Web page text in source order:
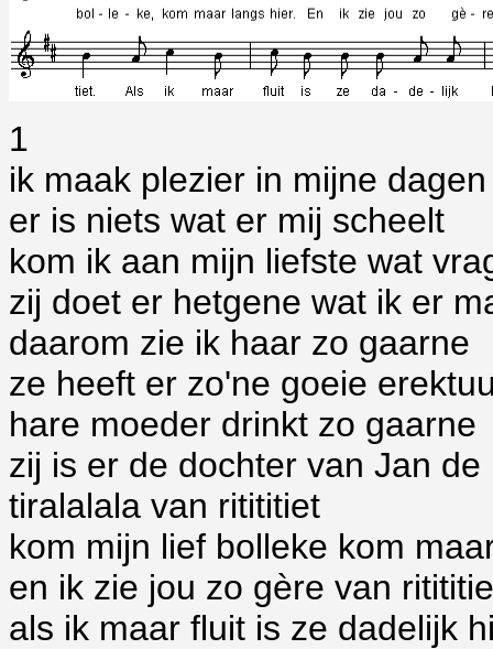
1
ik maak plezier in mijne dagen
er is niets wat er mij scheelt
kom ik aan mijn liefste wat
zij doet er hetgene wat ik er
daarom zie ik haar zo gaarne
ze heeft er zo'ne goeie
hare moeder drinkt zo gaarne
zij is er de dochter van Jan de
tiralalala van ritititiet
kom mijn lief bolleke kom
en ik zie jou zo gère van
als ik maar fluit is ze dadelijk